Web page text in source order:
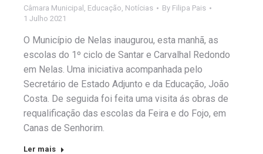
Câmara Municipal Educação Notícias By Filipa Pais
1 Julho 2021
O Município de Nelas inaugurou, esta manhã, as
escolas do 1º ciclo de Santar e Carvalhal Redondo
em Nelas. Uma iniciativa acompanhada pelo
Secretário de Estado Adjunto e da Educação, João
Costa. De seguida foi feita uma visita ás obras de
requalificação das escolas da Feira e do Fojo, em
Canas de Senhorim.
Ler mais